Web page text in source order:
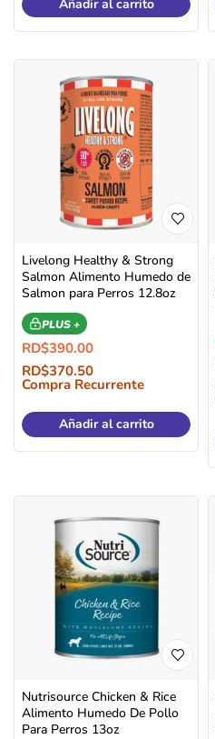
Añadir al carrito
Livelong Healthy & Strong
Salmon Alimento Humedo de
Salmon para Perros 12.8oz
PLUS +
RD$390.00
RD$370.50
Compra Recurrente
Añadir al carrito
Nutrisource Chicken & Rice
Alimento Humedo De Pollo
Para Perros 13oz